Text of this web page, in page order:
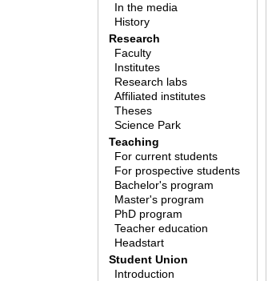
In the media
History
Research
Faculty
Institutes
Research labs
Affiliated institutes
Theses
Science Park
Teaching
For current students
For prospective students
Bachelor's program
Master's program
PhD program
Teacher education
Headstart
Student Union
Introduction